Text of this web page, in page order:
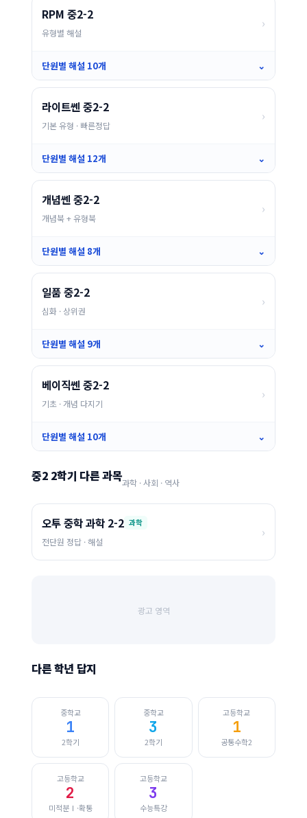
RPM 중2-2
유형별 해설
›
단원별 해설 10개 ⌄
라이트쎈 중2-2
기본 유형 · 빠른정답
›
단원별 해설 12개 ⌄
개념쎈 중2-2
개념북 + 유형북
›
단원별 해설 8개 ⌄
일품 중2-2
심화 · 상위권
›
단원별 해설 9개 ⌄
베이직쎈 중2-2
기초 · 개념 다지기
›
단원별 해설 10개 ⌄
중2 2학기 다른 과목과학 · 사회 · 역사
오투 중학 과학 2-2 과학
전단원 정답 · 해설
›
광고 영역
다른 학년 답지
중학교
1
2학기
중학교
3
2학기
고등학교
1
공통수학2
고등학교
2
미적분Ⅰ·확통
고등학교
3
수능특강